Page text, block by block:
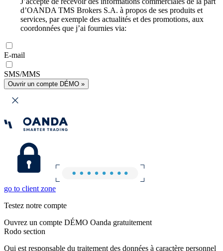
d’OANDA TMS Brokers S.A. à propos de ses produits et
services, par exemple des actualités et des promotions, aux
coordonnées que j’ai fournies via:
E-mail
SMS/MMS
Ouvrir un compte DÉMO »
go to client zone
Testez notre compte
Ouvrez un compte DÉMO Oanda gratuitement
Rodo section
Qui est responsable du traitement des données à caractère personnel